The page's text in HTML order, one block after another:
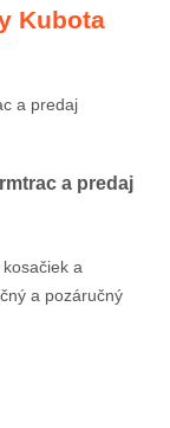
Kubota
a predaj
a
a pozáručný